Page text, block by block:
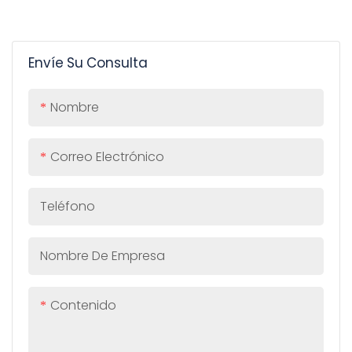
Envíe Su Consulta
Nombre
Correo Electrónico
Teléfono
Nombre De Empresa
Contenido